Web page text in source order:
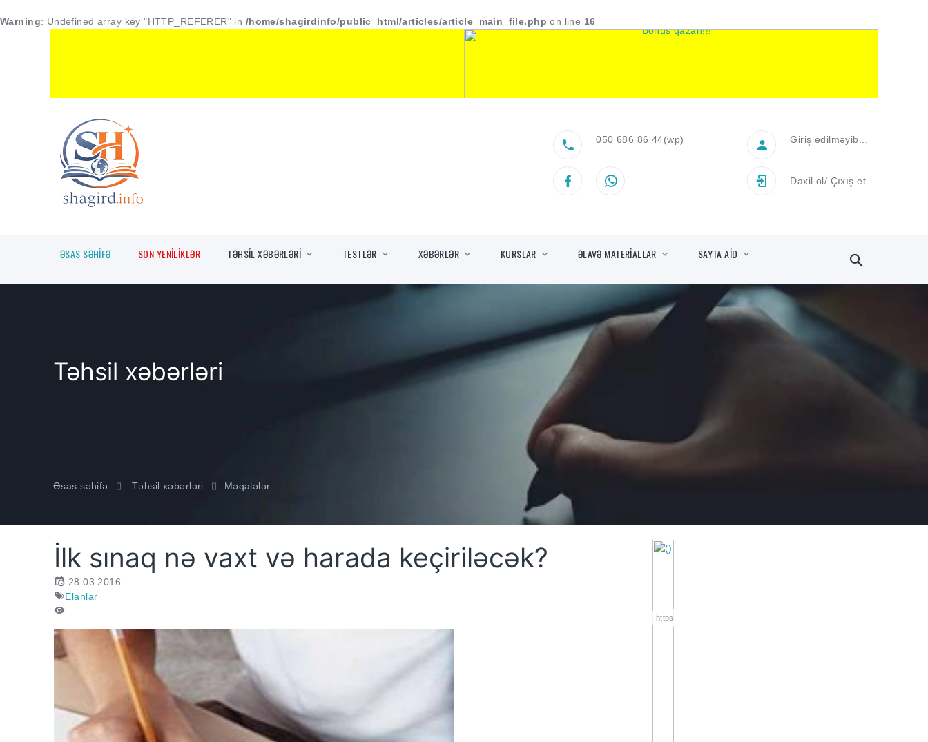
Warning: Undefined array key "HTTP_REFERER" in /home/shagirdinfo/public_html/articles/article_main_file.php on line 16
050 686 86 44(wp) Giriş edilməyib...
Daxil ol/ Çıxış et
ƏSAS SƏHİFƏ SON YENİLİKLƏR TƏHSİL XƏBƏRLƏRİ TESTLƏR XƏBƏRLƏR KURSLAR ƏLAVƏ MATERİALLAR SAYTA AİD
Təhsil xəbərləri
Əsas səhifə Təhsil xəbərləri Məqalələr
İlk sınaq nə vaxt və harada keçiriləcək?
28.03.2016
Elanlar
https://wa.me/994552244433